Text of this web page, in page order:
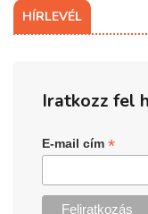
HÍRLEVÉL
Iratkozz fel
E-mail cím*